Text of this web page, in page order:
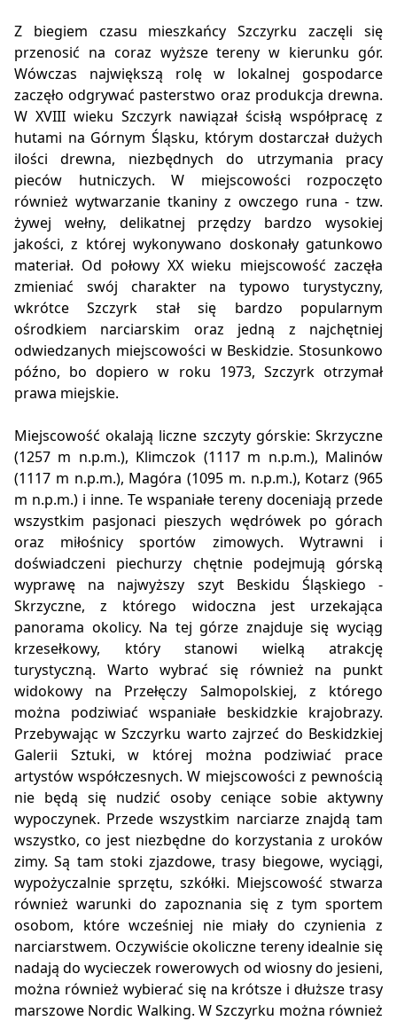
Z biegiem czasu mieszkańcy Szczyrku zaczęli się
przenosić na coraz wyższe tereny w kierunku gór.
Wówczas największą rolę w lokalnej gospodarce
zaczęło odgrywać pasterstwo oraz produkcja drewna.
W XVIII wieku Szczyrk nawiązał ścisłą współpracę z
hutami na Górnym Śląsku, którym dostarczał dużych
ilości drewna, niezbędnych do utrzymania pracy
pieców hutniczych. W miejscowości rozpoczęto
również wytwarzanie tkaniny z owczego runa - tzw.
żywej wełny, delikatnej przędzy bardzo wysokiej
jakości, z której wykonywano doskonały gatunkowo
materiał. Od połowy XX wieku miejscowość zaczęła
zmieniać swój charakter na typowo turystyczny,
wkrótce Szczyrk stał się bardzo popularnym
ośrodkiem narciarskim oraz jedną z najchętniej
odwiedzanych miejscowości w Beskidzie. Stosunkowo
późno, bo dopiero w roku 1973, Szczyrk otrzymał
prawa miejskie.
Miejscowość okalają liczne szczyty górskie: Skrzyczne
(1257 m n.p.m.), Klimczok (1117 m n.p.m.), Malinów
(1117 m n.p.m.), Magóra (1095 m. n.p.m.), Kotarz (965
m n.p.m.) i inne. Te wspaniałe tereny doceniają przede
wszystkim pasjonaci pieszych wędrówek po górach
oraz miłośnicy sportów zimowych. Wytrawni i
doświadczeni piechurzy chętnie podejmują górską
wyprawę na najwyższy szyt Beskidu Śląskiego -
Skrzyczne, z którego widoczna jest urzekająca
panorama okolicy. Na tej górze znajduje się wyciąg
krzesełkowy, który stanowi wielką atrakcję
turystyczną. Warto wybrać się również na punkt
widokowy na Przełęczy Salmopolskiej, z którego
można podziwiać wspaniałe beskidzkie krajobrazy.
Przebywając w Szczyrku warto zajrzeć do Beskidzkiej
Galerii Sztuki, w której można podziwiać prace
artystów współczesnych. W miejscowości z pewnością
nie będą się nudzić osoby ceniące sobie aktywny
wypoczynek. Przede wszystkim narciarze znajdą tam
wszystko, co jest niezbędne do korzystania z uroków
zimy. Są tam stoki zjazdowe, trasy biegowe, wyciągi,
wypożyczalnie sprzętu, szkółki. Miejscowość stwarza
również warunki do zapoznania się z tym sportem
osobom, które wcześniej nie miały do czynienia z
narciarstwem. Oczywiście okoliczne tereny idealnie się
nadają do wycieczek rowerowych od wiosny do jesieni,
można również wybierać się na krótsze i dłuższe trasy
marszowe Nordic Walking. W Szczyrku można również